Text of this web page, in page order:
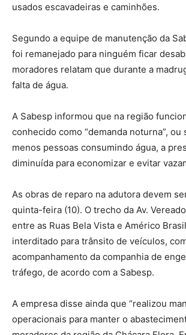
usados escavadeiras e caminhões.
Segundo a equipe de manutenção da
foi remanejado para ninguém ficar
moradores relatam que durante a
falta de água.
A Sabesp informou que na região
conhecido como “demanda noturna”, ou
menos pessoas consumindo água, a
diminuída para economizar e evitar
As obras de reparo na adutora devem
quinta-feira (10). O trecho da Av.
entre as Ruas Bela Vista e Américo
interditado para trânsito de veículos,
acompanhamento da companhia de
tráfego, de acordo com a Sabesp.
A empresa disse ainda que “realizou
operacionais para manter o